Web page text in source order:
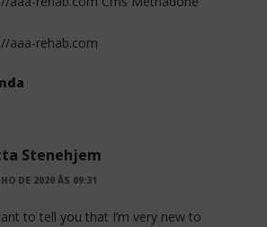
aaa-rehab.com
Stenehjem
DE 2020 ÀS 09:31
to tell you that I’m very new to